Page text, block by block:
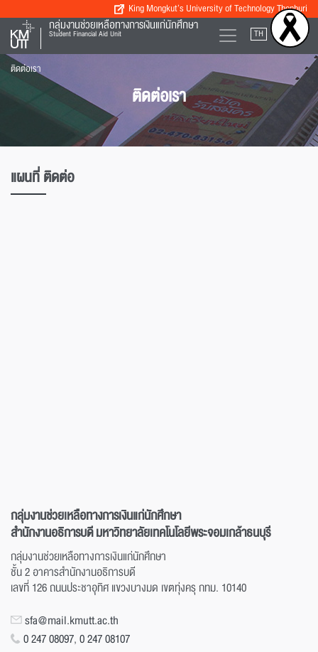
King Mongkut’s University of Technology Thonburi
กลุ่มงานช่วยเหลือทางการเงินแก่นักศึกษา
Student Financial Aid Unit TH EN
ติดต่อเรา
ติดต่อเรา
แผนที่ ติดต่อ
กลุ่มงานช่วยเหลือทางการเงินแก่นักศึกษา
สำนักงานอธิการบดี มหาวิทยาลัยเทคโนโลยีพระจอมเกล้าธนบุรี
กลุ่มงานช่วยเหลือทางการเงินแก่นักศึกษา
ชั้น 2 อาคารสำนักงานอธิการบดี
เลขที่ 126 ถนนประชาอุทิศ แขวงบางมด เขตทุ่งครุ กทม. 10140
sfa@mail.kmutt.ac.th
0 247 08097,0 247 08107